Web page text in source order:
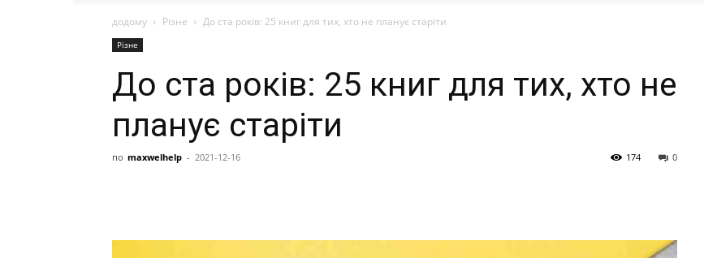
додому Різне До ста років: 25 книг для тих, хто не планує старіти
Різне
До ста років: 25 книг для тих, хто не
планує старіти
по maxwelhelp - 2021-12-16 0
174